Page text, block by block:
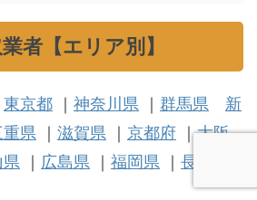
者【エリア別】
東京都 ｜ 神奈川県 ｜ 群馬県
新
重県 ｜ 滋賀県 ｜ 京都府 ｜大阪
県 ｜ 広島県 ｜ 福岡県 ｜ 長崎県